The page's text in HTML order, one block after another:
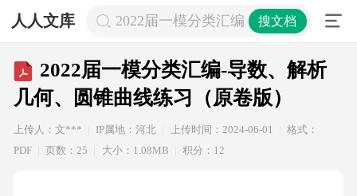
人人文库 2022届一模分类汇编-导数、解析几
搜文档
2022届一模分类汇编-导数、解析
几何、圆锥曲线练习（原卷版）
上传人：文*** IP属地：河北 上传时间：2024-06-01
格式：
PDF
页数：25 大小：1.08MB 积分：12